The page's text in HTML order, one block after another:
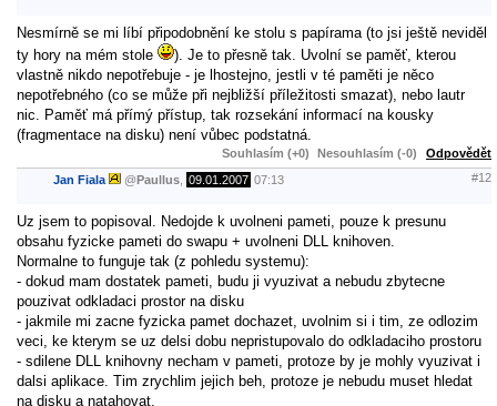
Nesmírně se mi líbí připodobnění ke stolu s papírama (to jsi ještě neviděl
ty hory na mém stole
). Je to přesně tak. Uvolní se paměť, kterou
vlastně nikdo nepotřebuje - je lhostejno, jestli v té paměti je něco
nepotřebného (co se může při nejbližší příležitosti smazat), nebo lautr
nic. Paměť má přímý přístup, tak rozsekání informací na kousky
(fragmentace na disku) není vůbec podstatná.
Souhlasím (+0) Nesouhlasím (-0) Odpovědět
Jan Fiala @Paullus 09.01.2007 07:13 #12
Uz jsem to popisoval. Nedojde k uvolneni pameti, pouze k presunu
obsahu fyzicke pameti do swapu + uvolneni DLL knihoven.
Normalne to funguje tak (z pohledu systemu):
- dokud mam dostatek pameti, budu ji vyuzivat a nebudu zbytecne
pouzivat odkladaci prostor na disku
- jakmile mi zacne fyzicka pamet dochazet, uvolnim si i tim, ze odlozim
veci, ke kterym se uz delsi dobu nepristupovalo do odkladaciho prostoru
- sdilene DLL knihovny necham v pameti, protoze by je mohly vyuzivat i
dalsi aplikace. Tim zrychlim jejich beh, protoze je nebudu muset hledat
na disku a natahovat.